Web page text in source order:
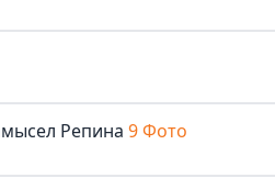
Репина 9 Фото